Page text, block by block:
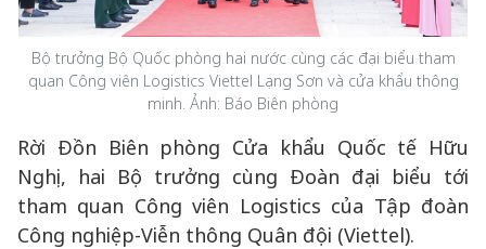
Bộ trưởng Bộ Quốc phòng hai nước cùng các đại biểu tham
quan Công viên Logistics Viettel Lạng Sơn và cửa khẩu thông
minh. Ảnh: Báo Biên phòng
Rời Đồn Biên phòng Cửa khẩu Quốc tế Hữu
Nghị, hai Bộ trưởng cùng Đoàn đại biểu tới
tham quan Công viên Logistics của Tập đoàn
Công nghiệp-Viễn thông Quân đội (Viettel).